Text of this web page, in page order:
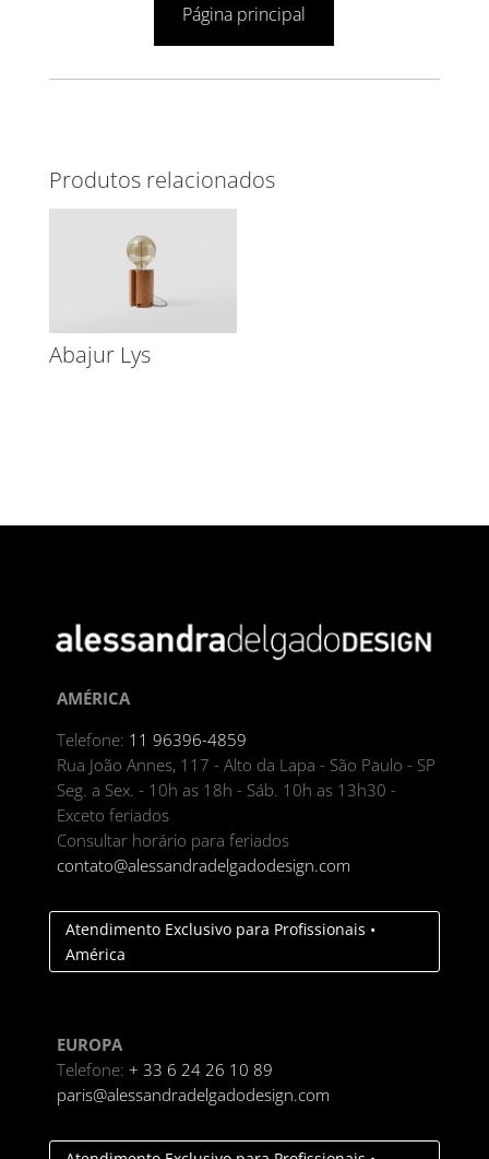
Página principal
Produtos relacionados
Abajur Lys
AMÉRICA
Telefone: 11 96396-4859
Rua João Annes, 117 - Alto da Lapa - São Paulo - SP
Seg. a Sex. - 10h as 18h - Sáb. 10h as 13h30 -
Exceto feriados
Consultar horário para feriados
contato@alessandradelgadodesign.com
Atendimento Exclusivo para Profissionais •
América
EUROPA
Telefone: + 33 6 24 26 10 89
paris@alessandradelgadodesign.com